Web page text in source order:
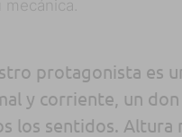
mecánica.
protagonista es
y corriente, un don
los sentidos. Altura